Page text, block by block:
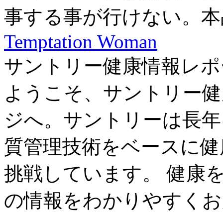
事する事が行けない。
Temptation Woman
サントリー健康情報レ
ようこそ、サントリー
ジへ。サントリーは長
質管理技術をベースに
挑戦しています。 健康
の情報をわかりやすく